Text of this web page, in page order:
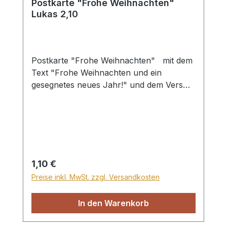
Postkarte "Frohe Weihnachten"
Lukas 2,10
Postkarte "Frohe Weihnachten" mit dem
Text "Frohe Weihnachten und ein
gesegnetes neues Jahr!" und dem Vers
Regulärer Preis:
1,10 €
Preise inkl. MwSt. zzgl. Versandkosten
In den Warenkorb